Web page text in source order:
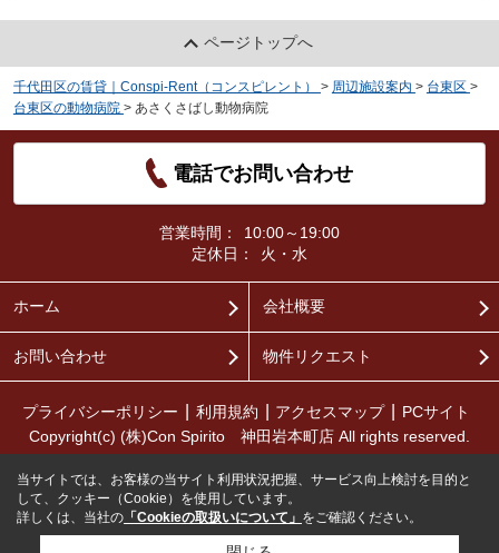
ページトップへ
千代田区の賃貸｜Conspi-Rent（コンスピレント） > 周辺施設案内 > 台東区 >
台東区の動物病院 > あさくさばし動物病院
電話でお問い合わせ
営業時間：
10:00～19:00
定休日：
火・水
ホーム 会社概要
お問い合わせ 物件リクエスト
プライバシーポリシー 利用規約 アクセスマップ
PCサイト
Copyright(c) (株)Con Spirito 神田岩本町店 All rights reserved.
当サイトでは、お客様の当サイト利用状況把握、サービス向上検討を目的と
して、クッキー（Cookie）を使用しています。
詳しくは、当社の 「Cookieの取扱いについて」 をご確認ください。